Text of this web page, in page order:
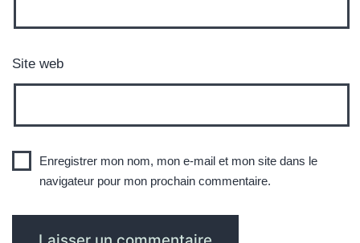
Site web
Enregistrer mon nom, mon e-mail et mon site dans le
navigateur pour mon prochain commentaire.